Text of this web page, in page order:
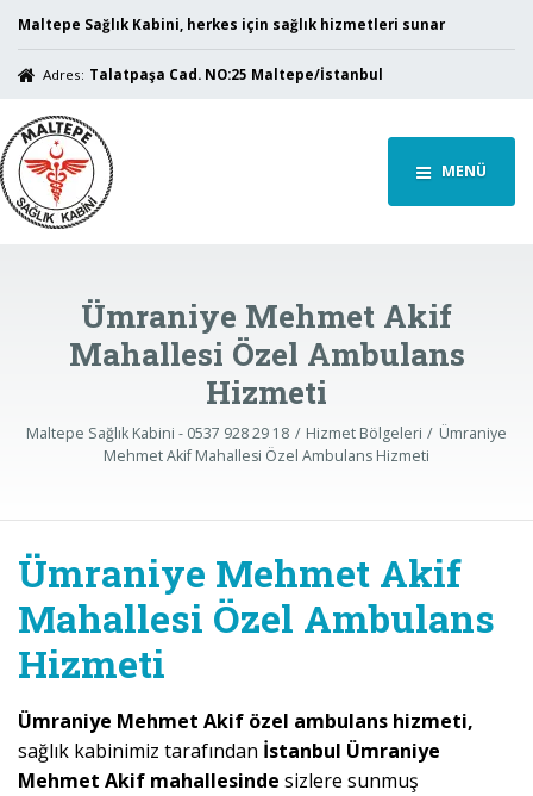
Maltepe Sağlık Kabini, herkes için sağlık hizmetleri sunar
Adres: Talatpaşa Cad. NO:25 Maltepe/İstanbul
MENÜ
Ümraniye Mehmet Akif
Mahallesi Özel Ambulans
Hizmeti
Maltepe Sağlık Kabini - 0537 928 29 18 Hizmet Bölgeleri
Ümraniye
Mehmet Akif Mahallesi Özel Ambulans Hizmeti
Ümraniye Mehmet Akif
Mahallesi Özel Ambulans
Hizmeti
Ümraniye Mehmet Akif özel ambulans hizmeti,
sağlık kabinimiz tarafından İstanbul Ümraniye
Mehmet Akif mahallesinde sizlere sunmuş